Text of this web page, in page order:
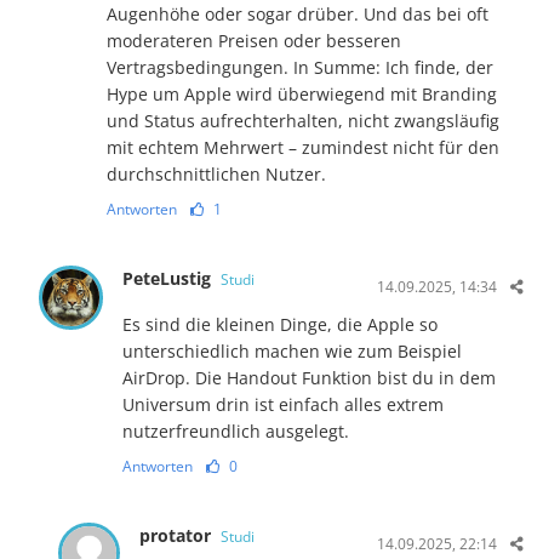
Augenhöhe oder sogar drüber. Und das bei oft
moderateren Preisen oder besseren
Vertragsbedingungen. In Summe: Ich finde, der
Hype um Apple wird überwiegend mit Branding
und Status aufrechterhalten, nicht zwangsläufig
mit echtem Mehrwert – zumindest nicht für den
durchschnittlichen Nutzer.
Antworten 1
PeteLustig Studi 14.09.2025, 14:34
Es sind die kleinen Dinge, die Apple so
unterschiedlich machen wie zum Beispiel
AirDrop. Die Handout Funktion bist du in dem
Universum drin ist einfach alles extrem
nutzerfreundlich ausgelegt.
Antworten 0
protator Studi 14.09.2025, 22:14